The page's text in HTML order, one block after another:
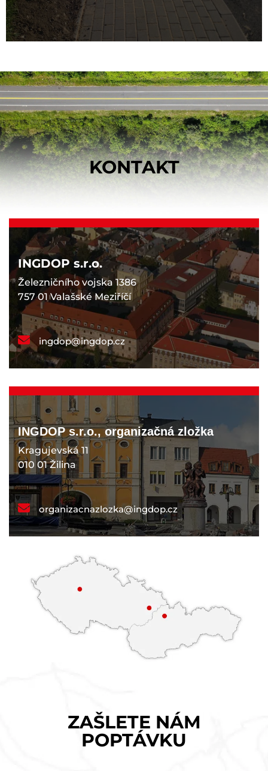
KONTAKT
INGDOP s.r.o.
Železničního vojska 1386
757 01 Valašské Meziříčí
ingdop@ingdop.cz
INGDOP s.r.o., organizačná zložka
Kragujevská 11
010 01 Žilina
organizacnazlozka@ingdop.cz
ZAŠLETE NÁM
POPTÁVKU